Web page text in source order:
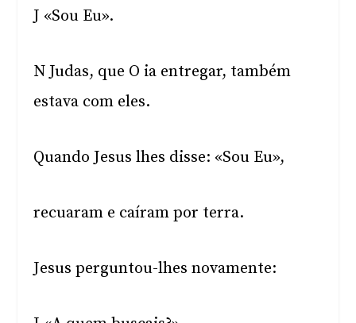
J «Sou Eu».
N Judas, que O ia entregar, também
estava com eles.
Quando Jesus lhes disse: «Sou Eu»,
recuaram e caíram por terra.
Jesus perguntou-lhes novamente: